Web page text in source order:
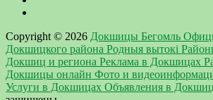
Copyright © 2026 Докшицы Бегомль
Докшицкого района Родныя вытокi
Докшиц и региона Реклама в Докшицах
Докшицы онлайн Фото и
Услуги в Докшицах Объявления в